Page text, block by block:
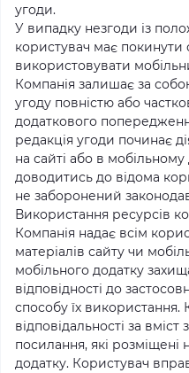
угоди.
У випадку незгоди із
користувач має
використовувати
Компанія залишає за
угоду повністю або
додаткового
редакція угоди починає
на сайті або в
доводитись до відома
не заборонений
Використання ресурсів
Компанія надає всім
матеріалів сайту чи
мобільного додатку
відповідності до
способу їх використання.
відповідальності за вміст
посилання, які розміщені
додатку. Користувач